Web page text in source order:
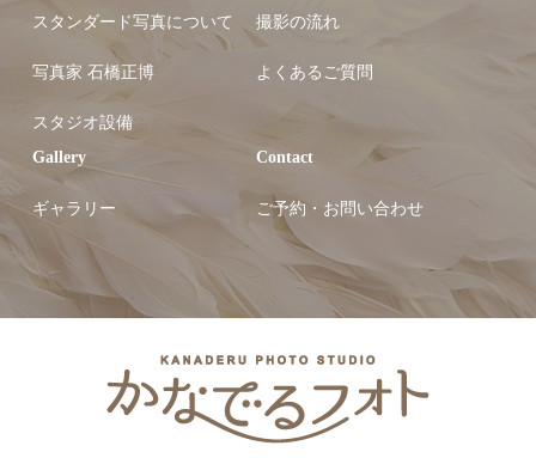
スタンダード写真について
写真家 石橋正博
スタジオ設備
撮影の流れ
よくあるご質問
Gallery
ギャラリー
Contact
ご予約・お問い合わせ